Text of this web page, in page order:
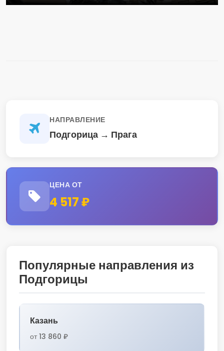
НАПРАВЛЕНИЕ
Подгорица → Прага
ЦЕНА ОТ
4 517 ₽
Популярные направления из
Подгорицы
Казань
от 13 860 ₽